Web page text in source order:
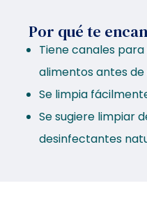
Por qué te
Tiene canales
alimentos antes
Se limpia
Se sugiere limpiar
desinfectantes